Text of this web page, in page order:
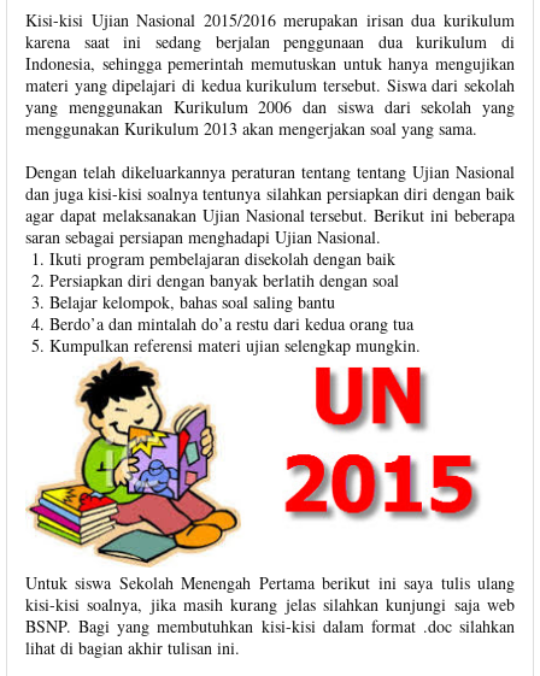
Kisi-kisi Ujian Nasional 2015/2016 merupakan irisan dua kurikulum
karena saat ini sedang berjalan penggunaan dua kurikulum di
Indonesia, sehingga pemerintah memutuskan untuk hanya mengujikan
materi yang dipelajari di kedua kurikulum tersebut. Siswa dari sekolah
yang menggunakan Kurikulum 2006 dan siswa dari sekolah yang
menggunakan Kurikulum 2013 akan mengerjakan soal yang sama.
Dengan telah dikeluarkannya peraturan tentang tentang Ujian Nasional
dan juga kisi-kisi soalnya tentunya silahkan persiapkan diri dengan baik
agar dapat melaksanakan Ujian Nasional tersebut. Berikut ini beberapa
saran sebagai persiapan menghadapi Ujian Nasional.
Ikuti program pembelajaran disekolah dengan baik
Persiapkan diri dengan banyak berlatih dengan soal
Belajar kelompok, bahas soal saling bantu
Berdo’a dan mintalah do’a restu dari kedua orang tua
Kumpulkan referensi materi ujian selengkap mungkin.
Untuk siswa Sekolah Menengah Pertama berikut ini saya tulis ulang
kisi-kisi soalnya, jika masih kurang jelas silahkan kunjungi saja web
BSNP. Bagi yang membutuhkan kisi-kisi dalam format .doc silahkan
lihat di bagian akhir tulisan ini.